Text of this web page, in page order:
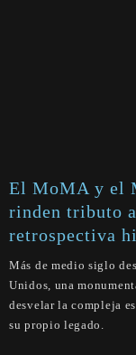
El MoMA y el
rinden tributo
retrospectiva
Más de medio siglo
Unidos, una
desvelar la compleja
su propio legado.